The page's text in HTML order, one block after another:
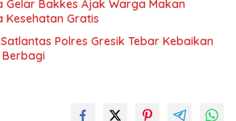
Gelar Bakkes Ajak Warga Makan
Kesehatan Gratis
Polres Gresik Tebar Kebaikan